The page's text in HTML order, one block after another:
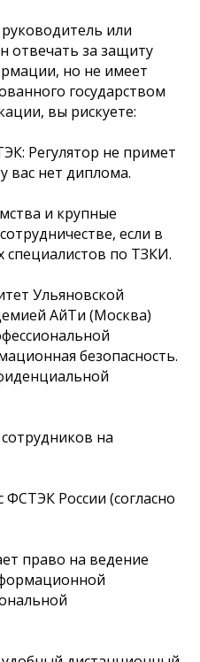
или
отвечать за защиту
но не имеет
государством
вы рискуете:
Регулятор не примет
вас нет диплома.
и крупные
если в
специалистов по ТЗКИ.
Ульяновской
АйТи (Москва)
безопасность.
на
ФСТЭК России (согласно
право на ведение